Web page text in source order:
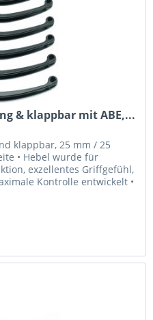
& klappbar mit ABE,...
klappbar, 25 mm / 25
• Hebel wurde für
exzellentes Griffgefühl,
Kontrolle entwickelt •